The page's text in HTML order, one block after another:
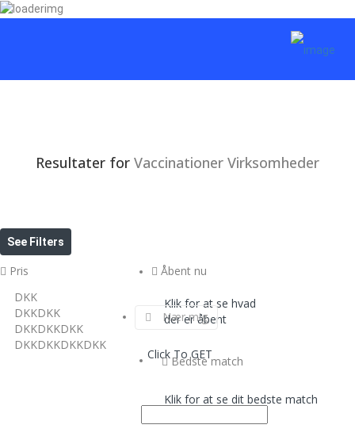
Hovedstadsområdet
Frederiksberg
Glostrup
Greve
Hellerup
Herlev
Holte
Hvidovre
Hørsholm
Resultater for Vaccinationer Virksomheder
See Filters
Pris
DKK
DKKDKK
DKKDKKDKK
DKKDKKDKKDKK
Åbent nu
Klik for at se hvad
der er åbent
Nær mig
Click To GET
Bedste match
Klik for at se dit bedste match